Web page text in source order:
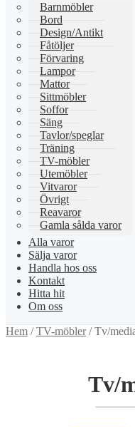
Barnmöbler
Bord
Design/Antikt
Fåtöljer
Förvaring
Lampor
Mattor
Sittmöbler
Soffor
Säng
Tavlor/speglar
Träning
TV-möbler
Utemöbler
Vitvaror
Övrigt
Reavaror
Gamla sålda varor
Alla varor
Sälja varor
Handla hos oss
Kontakt
Hitta hit
Om oss
Hem /TV-möbler/Tv/
Tv/